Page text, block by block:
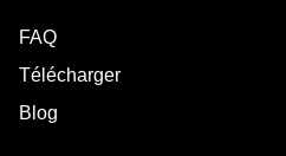
FAQ
Télécharger
Blog